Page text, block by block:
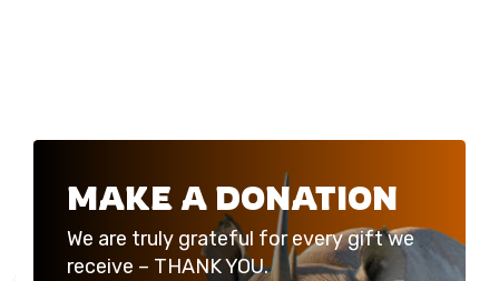
MAKE A DONATION
We are truly grateful for every gift we
receive – THANK YOU.